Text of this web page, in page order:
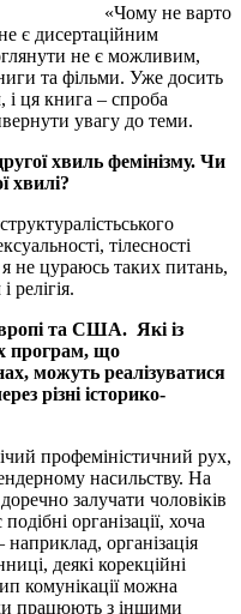
«Чому не варто
є дисертаційним
не є можливим,
та фільми. Уже досить
і ця книга – спроба
увагу до теми.
хвиль фемінізму. Чи
хвилі?
тілесності
я не цураюсь таких питань,
релігія.
та США. Які із
програм, що
можуть реалізуватися
різні історико-
профеміністичний рух,
насильству. На
залучати чоловіків
організації, хоча
організація
деякі корекційні
комунікації можна
працюють з іншими